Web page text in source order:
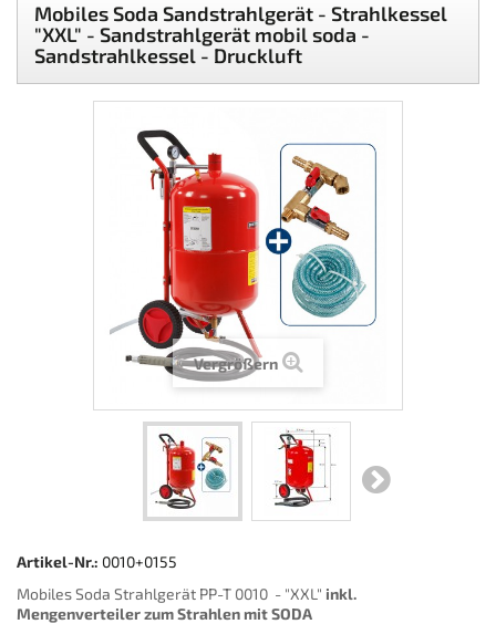
Mobiles Soda Sandstrahlgerät - Strahlkessel
"XXL" - Sandstrahlgerät mobil soda -
Sandstrahlkessel - Druckluft
Vergrößern
Artikel-Nr.: 0010+0155
Mobiles Soda Strahlgerät PP-T 0010 - "XXL" inkl.
Mengenverteiler zum Strahlen mit SODA